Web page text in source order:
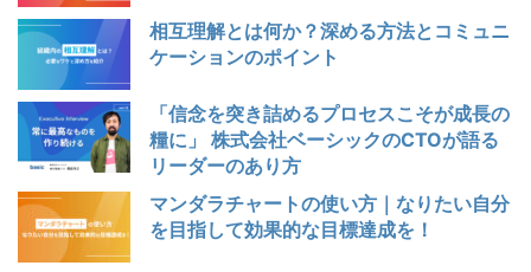
相互理解とは何か？深める方法とコミュニ
ケーションのポイント
「信念を突き詰めるプロセスこそが成長の
糧に」 株式会社ベーシックのCTOが語る
リーダーのあり方
マンダラチャートの使い方｜なりたい自分
を目指して効果的な目標達成を！